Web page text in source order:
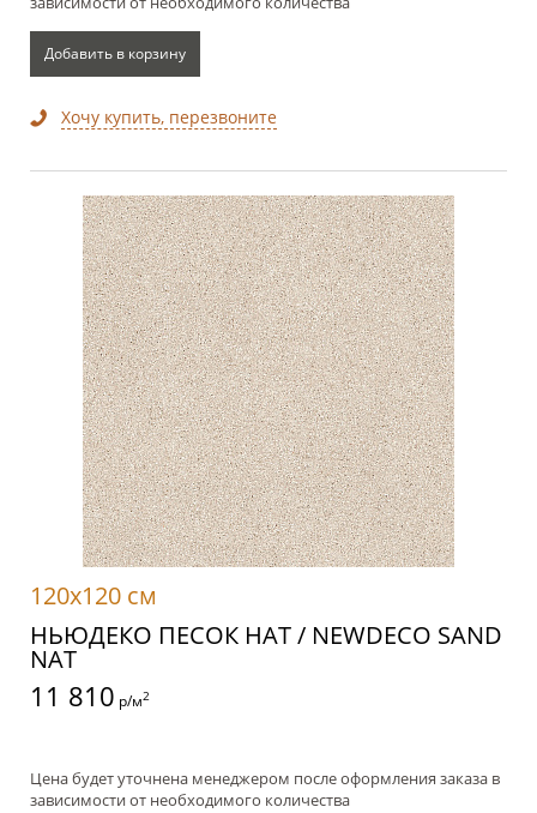
Добавить в корзину
Хочу купить, перезвоните
120x120 см
НЬЮДЕКО ПЕСОК НАТ / NEWDECO SAND
NAT
11 810 р/м2
Цена будет уточнена менеджером после оформления заказа в
зависимости от необходимого количества